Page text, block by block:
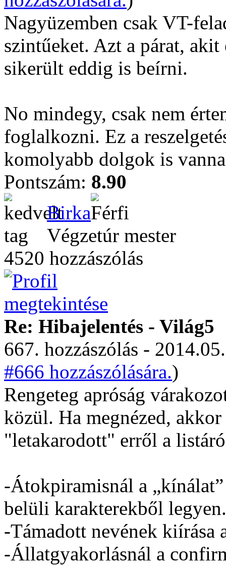
Nagyüzemben csak VT-
szintűeket. Azt a párat,
sikerült eddig is beírni.
No mindegy, csak nem
foglalkozni. Ez a
komolyabb dolgok is
Pontszám: 8.90
Birka
Végzetúr mester
4520 hozzászólás
Re: Hibajelentés - Világ5
667. hozzászólás -
#666 hozzászólására.)
Rengeteg apróság
közül. Ha megnézed,
"letakarodott" erről a
-Átokpiramisnál a
belüli karakterekből legyen.
-Támadott nevének kiírása
-Állatgyakorlásnál a